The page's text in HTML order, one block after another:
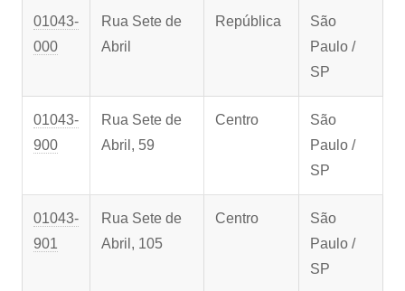
01043-
000
Rua Sete de
Abril
República
São
Paulo /
SP
01043-
900
Rua Sete de
Abril, 59
Centro
São
Paulo /
SP
01043-
901
Rua Sete de
Abril, 105
Centro
São
Paulo /
SP